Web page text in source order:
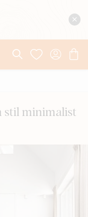
stil minimalist